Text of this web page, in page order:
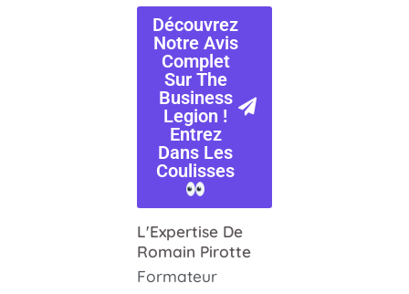
Découvrez
Notre Avis
Complet
Sur The
Business
Legion !
Entrez
Dans Les
Coulisses
L'Expertise De
Romain Pirotte
Formateur